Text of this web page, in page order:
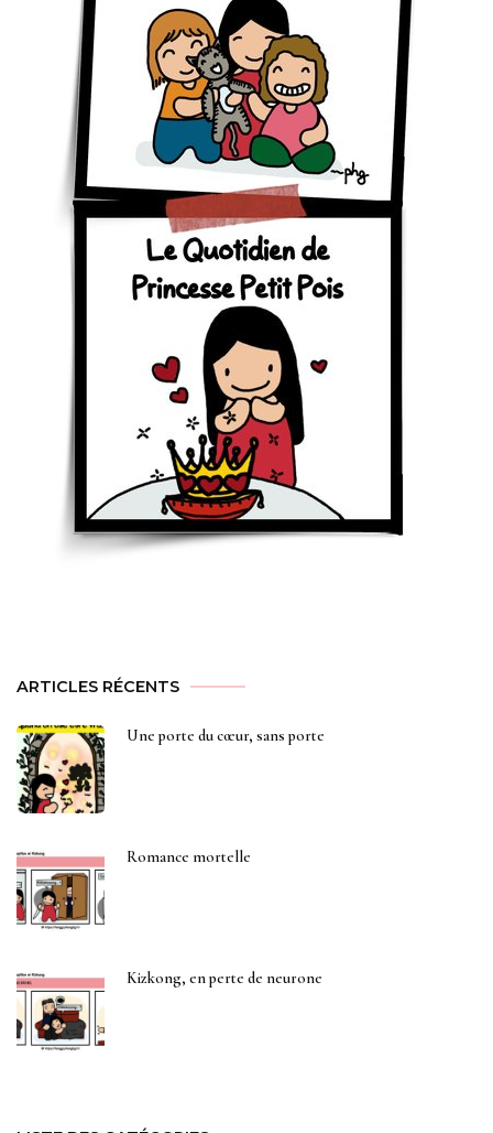
ARTICLES RÉCENTS
Une porte du cœur, sans porte
Romance mortelle
Kizkong, en perte de neurone